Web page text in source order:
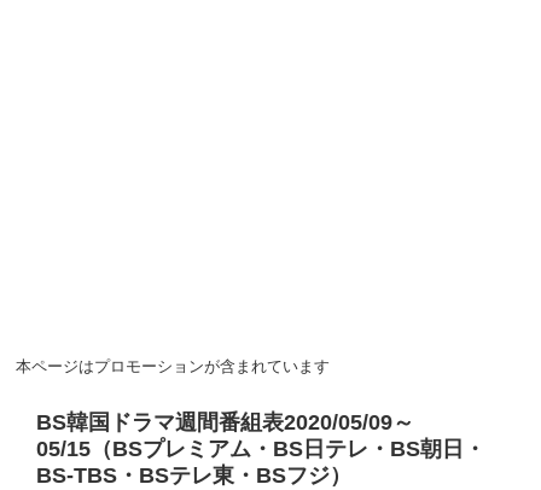
本ページはプロモーションが含まれています
BS韓国ドラマ週間番組表2020/05/09～
05/15（BSプレミアム・BS日テレ・BS朝日・
BS-TBS・BSテレ東・BSフジ）